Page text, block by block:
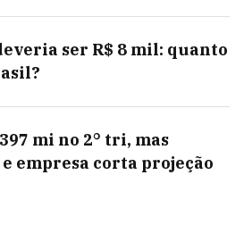
ser R$ 8 mil: quanto
mi no 2° tri, mas
empresa corta projeção